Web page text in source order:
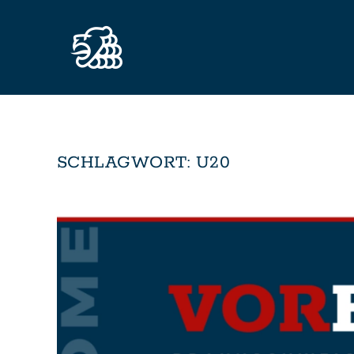
Zum Hauptinhalt springen
SCHLAGWORT: U20